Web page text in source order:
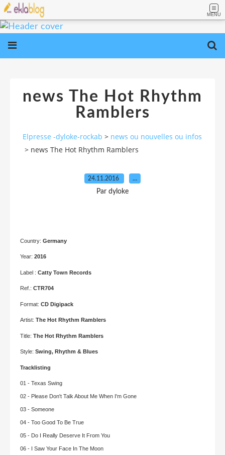
MENU
news The Hot Rhythm
Ramblers
Elpresse -dyloke-rockab > news ou nouvelles ou infos
> news The Hot Rhythm Ramblers
24.11.2016 …
Par dyloke
Country: Germany
Year: 2016
Label : Catty Town Records
Ref.: CTR704
Format: CD Digipack
Artist: The Hot Rhythm Ramblers
Title: The Hot Rhythm Ramblers
Style: Swing, Rhythm & Blues
Tracklisting
01 - Texas Swing
02 - Please Don't Talk About Me When I'm Gone
03 - Someone
04 - Too Good To Be True
05 - Do I Really Deserve It From You
06 - I Saw Your Face In The Moon